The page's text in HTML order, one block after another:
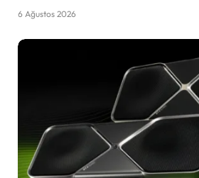
6 Ağustos 2026